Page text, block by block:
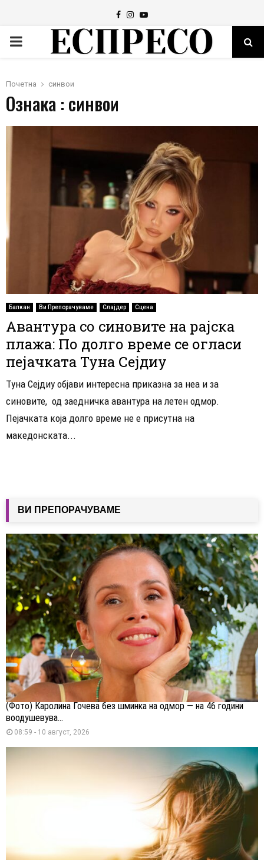
Facebook
Instagram
Youtube
PRIMARY
Почетна синвои
Ознака : синвои
Балкан Ви Препорачуваме Слајдер Сцена
Авантура со синовите на рајска
плажа: По долго време се огласи
пејачката Туна Сејдиу
Туна Сејдиу објави интересна приказна за неа и за
синовите, од заедничка авантура на летен одмор.
Пејачката која долго време не е присутна на
македонската...
ВИ ПРЕПОРАЧУВАМЕ
(Фото) Каролина Гочева без шминка на одмор — на 46 години
воодушевува...
08:59 - 10 август, 2026